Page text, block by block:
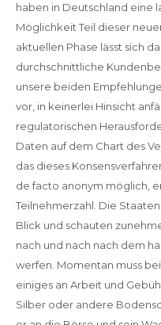
haben in Deutschland eine
Möglichkeit Teil dieser
aktuellen Phase lässt sich
durchschnittliche
unsere beiden
vor, in keinerlei Hinsicht
regulatorischen
Daten auf dem Chart des
das dieses
de facto anonym möglich,
Teilnehmerzahl. Die
Blick und schauten
nach und nach nach dem
werfen. Momentan muss
einiges an Arbeit und
Silber oder andere